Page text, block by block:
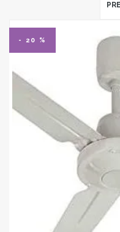
NUMATYTASIS RIKIAVIMAS
- 20 %